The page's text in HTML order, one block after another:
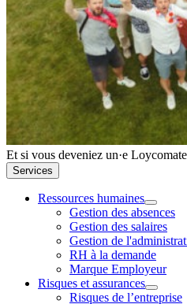
Et si vous deveniez un·e
Services
Ressources humaines
Gestion des absences
Gestion des salaires
Gestion de
RH à la demande
Marque Employeur
Risques et assurances
Risques de l’entreprise